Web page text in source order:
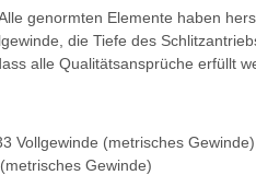
genormten Elemente haben
die Tiefe des
alle Qualitätsansprüche erfüllt
Vollgewinde (metrisches
Gewinde)